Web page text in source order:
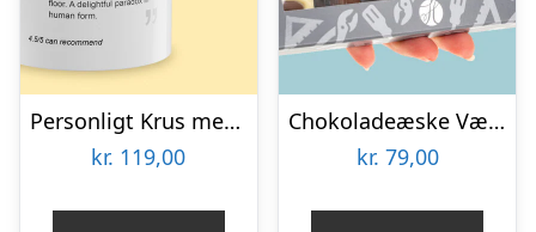
Personligt Krus med Positiv Bedømmelse
kr. 119,00
Chokoladeæske Værktøj
kr. 79,00